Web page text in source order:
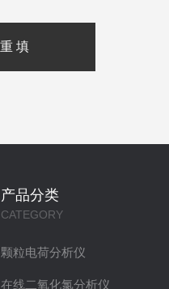
产品分类
CATEGORY
颗粒电荷分析仪
在线二氧化氯分析仪